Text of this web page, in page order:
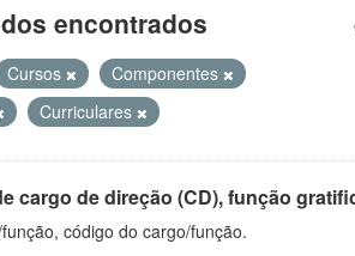
encontrados
Cursos
Componentes
Curriculares
cargo de direção (CD), função
código do cargo/função.